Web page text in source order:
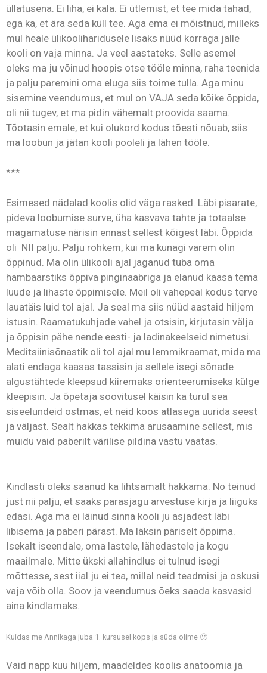
üllatusena. Ei liha, ei kala. Ei ütlemist, et tee mida tahad,
ega ka, et ära seda küll tee. Aga ema ei mõistnud, milleks
mul heale ülikooliharidusele lisaks nüüd korraga jälle
kooli on vaja minna. Ja veel aastateks. Selle asemel
oleks ma ju võinud hoopis otse tööle minna, raha teenida
ja palju paremini oma eluga siis toime tulla. Aga minu
sisemine veendumus, et mul on VAJA seda kõike õppida,
oli nii tugev, et ma pidin vähemalt proovida saama.
Tõotasin emale, et kui olukord kodus tõesti nõuab, siis
ma loobun ja jätan kooli pooleli ja lähen tööle.
***
Esimesed nädalad koolis olid väga rasked. Läbi pisarate,
pideva loobumise surve, üha kasvava tahte ja totaalse
magamatuse närisin ennast sellest kõigest läbi. Õppida
oli NII palju. Palju rohkem, kui ma kunagi varem olin
õppinud. Ma olin ülikooli ajal jaganud tuba oma
hambaarstiks õppiva pinginaabriga ja elanud kaasa tema
luude ja lihaste õppimisele. Meil oli vahepeal kodus terve
lauatäis luid tol ajal. Ja seal ma siis nüüd aastaid hiljem
istusin. Raamatukuhjade vahel ja otsisin, kirjutasin välja
ja õppisin pähe nende eesti- ja ladinakeelseid nimetusi.
Meditsiinisõnastik oli tol ajal mu lemmikraamat, mida ma
alati endaga kaasas tassisin ja sellele isegi sõnade
algustähtede kleepsud kiiremaks orienteerumiseks külge
kleepisin. Ja õpetaja soovitusel käisin ka turul sea
siseelundeid ostmas, et neid koos atlasega uurida seest
ja väljast. Sealt hakkas tekkima arusaamine sellest, mis
muidu vaid paberilt värilise pildina vastu vaatas.
Kindlasti oleks saanud ka lihtsamalt hakkama. No teinud
just nii palju, et saaks parasjagu arvestuse kirja ja liiguks
edasi. Aga ma ei läinud sinna kooli ju asjadest läbi
libisema ja paberi pärast. Ma läksin päriselt õppima.
Isekalt iseendale, oma lastele, lähedastele ja kogu
maailmale. Mitte ükski allahindlus ei tulnud isegi
mõttesse, sest iial ju ei tea, millal neid teadmisi ja oskusi
vaja võib olla. Soov ja veendumus õeks saada kasvasid
aina kindlamaks.
Kuidas me Annikaga juba 1. kursusel kops ja süda olime 🙂
Vaid napp kuu hiljem, maadeldes koolis anatoomia ja